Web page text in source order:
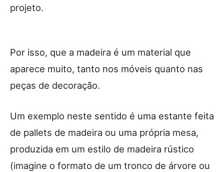
projeto.
Por isso, que a madeira é um material que
aparece muito, tanto nos móveis quanto nas
peças de decoração.
Um exemplo neste sentido é uma estante feita
de pallets de madeira ou uma própria mesa,
produzida em um estilo de madeira rústico
(imagine o formato de um tronco de árvore ou